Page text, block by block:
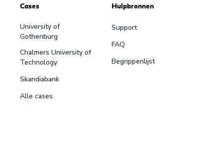
Cases
University of
Gothenburg
Chalmers University of
Technology
Skandiabank
Alle cases
Hulpbronnen
Support
FAQ
Begrippenlijst